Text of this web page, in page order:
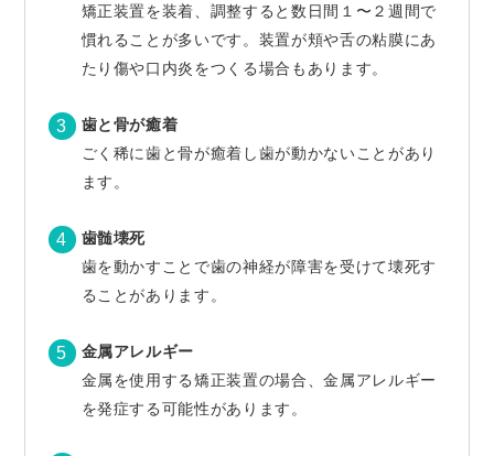
矯正装置を装着、調整すると数日間１〜２週間で
慣れることが多いです。装置が頬や舌の粘膜にあ
たり傷や口内炎をつくる場合もあります。
歯と骨が癒着
ごく稀に歯と骨が癒着し歯が動かないことがあり
ます。
歯髄壊死
歯を動かすことで歯の神経が障害を受けて壊死す
ることがあります。
金属アレルギー
金属を使用する矯正装置の場合、金属アレルギー
を発症する可能性があります。